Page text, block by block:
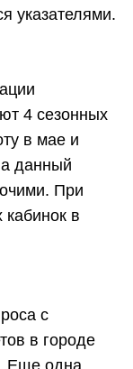
указателями.
4 сезонных
в мае и
данный
При
кабинок в
с
в городе